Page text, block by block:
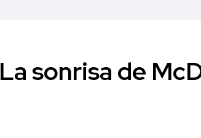
La sonrisa de